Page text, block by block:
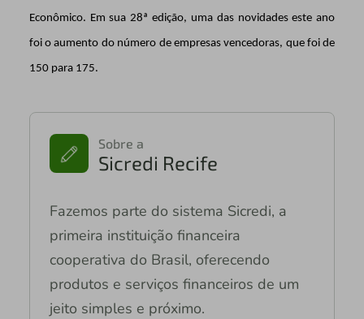
Econômico. Em sua 28ª edição, uma das novidades este ano
foi o aumento do número de empresas vencedoras, que foi de
150 para 175.
Sobre a
Sicredi Recife
Fazemos parte do sistema Sicredi, a
primeira instituição financeira
cooperativa do Brasil, oferecendo
produtos e serviços financeiros de um
jeito simples e próximo.